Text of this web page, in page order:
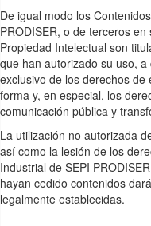
De igual modo los
PRODISER, o de terceros
Propiedad Intelectual son
que han autorizado su uso,
exclusivo de los derechos
forma y, en especial, los
comunicación pública y
La utilización no autorizada
así como la lesión de los
Industrial de SEPI
hayan cedido contenidos
legalmente establecidas.